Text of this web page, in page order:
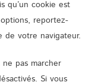
qu’un cookie est
reportez-
de votre navigateur.
pas marcher
Si vous